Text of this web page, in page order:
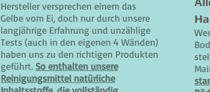
Hersteller versprechen einem das
Gelbe vom Ei, doch nur durch unsere
langjährige Erfahrung und unzählige
Tests (auch in den eigenen 4 Wänden)
haben uns zu den richtigen Produkten
geführt. So enthalten unsere
Reinigungsmittel natürliche